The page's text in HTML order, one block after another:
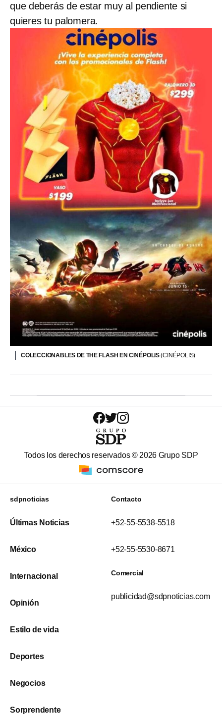
que deberás de estar muy al pendiente si
quieres tu palomera.
COLECCIONABLES DE THE FLASH EN CINÉPOLIS(CINÉPOLIS)
Todos los derechos reservados © 2026 Grupo SDP
sdpnoticias
Últimas Noticias
México
Internacional
Opinión
Estilo de vida
Deportes
Negocios
Sorprendente
Contacto
+52-55-5538-5518
+52-55-5530-8671
Comercial
publicidad@sdpnoticias.com